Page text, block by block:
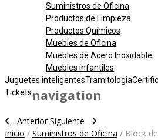
Suministros de Oficina
Productos de Limpieza
Productos Químicos
Muebles de Oficina
Muebles de Acero Inoxidable
Muebles infantiles
Juguetes inteligentesTramitologia
Ticketsnavigation
Anterior Siguiente
Inicio / Suministros de Oficina / Block